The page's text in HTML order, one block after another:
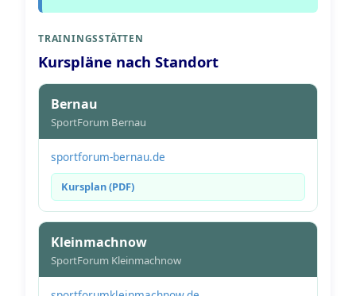
TRAININGSSTÄTTEN
Kurspläne nach Standort
Bernau
SportForum Bernau
sportforum-bernau.de
Kursplan (PDF)
Kleinmachnow
SportForum Kleinmachnow